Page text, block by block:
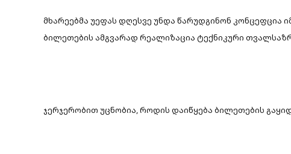
მხარეებმა უეფას დღესვე უნდა წარუდგინონ კონცეფცია
ბილეთების ამგვარად რეალიზაცია ტექნიკური
ჯერჯერობით უცნობია, როდის დაიწყება ბილეთების